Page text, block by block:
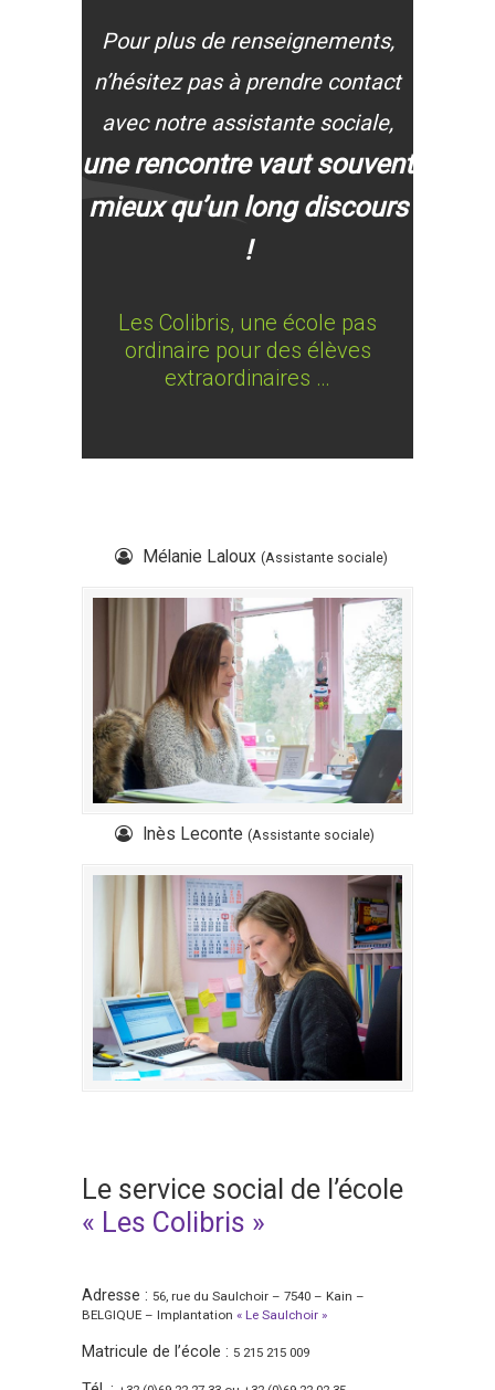
Pour plus de renseignements,
n’hésitez pas à prendre contact
avec notre assistante sociale,
une rencontre vaut souvent
mieux qu’un long discours
!
Les Colibris, une école pas
ordinaire pour des élèves
extraordinaires …
Mélanie Laloux (Assistante sociale)
Inès Leconte (Assistante sociale)
Le service social de l’école
« Les Colibris »
Adresse : 56, rue du Saulchoir – 7540 – Kain –
BELGIQUE – Implantation « Le Saulchoir »
Matricule de l’école : 5 215 215 009